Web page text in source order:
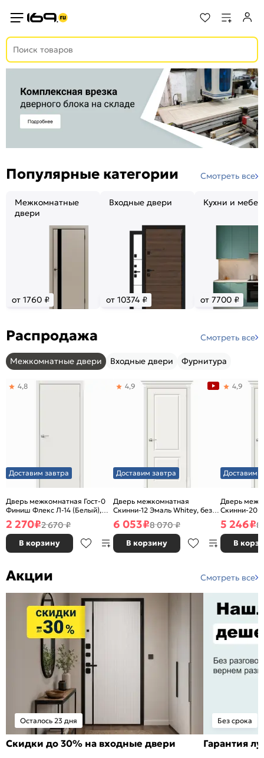
Популярные категории Смотреть все
Межкомнатные
двери
от 1760 ₽
Входные двери
от 10374 ₽
Кухни и
от 7700 ₽
Распродажа Смотреть все
Межкомнатные двери Входные двери Фурнитура
Доставим завтра
Дверь межкомнатная Гост-0
Финиш Флекс Л-14 (Белый),
глухая, каркасно-щитовая
4,8
2 270₽2 670 ₽
В корзину
Доставим завтра
Дверь межкомнатная
Скинни-12 Эмаль Whitey, без
декора, глухая, без стекла,
без кромки, скиновая
4,9
6 053₽8 070 ₽
В корзину
Доставим
Дверь
Скинни-20
декора,
без кромки,
4,9
5 246₽8
В
Акции Смотреть все
Осталось 23 дня
Скидки до 30% на входные двери
Без срока
Гарантия